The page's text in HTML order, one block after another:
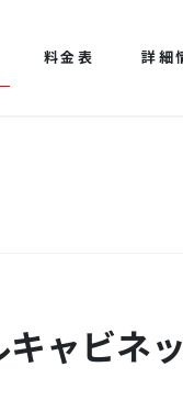
料金表 詳細
ャビネ